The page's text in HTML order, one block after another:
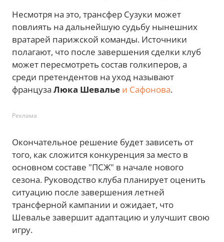
Несмотря на это, трансфер Сузуки может
повлиять на дальнейшую судьбу нынешних
вратарей парижской команды. Источники
полагают, что после завершения сделки клуб
может пересмотреть состав голкиперов, а
среди претендентов на уход называют
француза Люка Шевалье и Сафонова.
Реклама
Окончательное решение будет зависеть от
того, как сложится конкуренция за место в
основном составе "ПСЖ" в начале нового
сезона. Руководство клуба планирует оценить
ситуацию после завершения летней
трансферной кампании и ожидает, что
Шевалье завершит адаптацию и улучшит свою
игру.